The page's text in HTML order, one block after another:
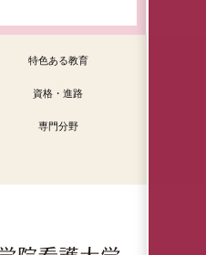
特色ある教育
資格・進路
専門分野